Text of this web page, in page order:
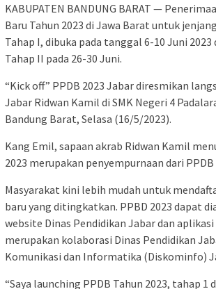
KABUPATEN BANDUNG BARAT —
Baru Tahun 2023 di Jawa Barat untuk jenjang
Tahap I, dibuka pada tanggal 6-10 Juni
Tahap II pada 26-30 Juni.
“Kick off” PPDB 2023 Jabar diresmikan
Jabar Ridwan Kamil di SMK Negeri 4
Bandung Barat, Selasa (16/5/2023).
Kang Emil, sapaan akrab Ridwan Kamil
2023 merupakan penyempurnaan dari PPDB
Masyarakat kini lebih mudah untuk
baru yang ditingkatkan. PPBD 2023 dapat
website Dinas Pendidikan Jabar dan aplikasi
merupakan kolaborasi Dinas Pendidikan
Komunikasi dan Informatika (Diskominfo)
“Saya launching PPDB Tahun 2023, tahap 1